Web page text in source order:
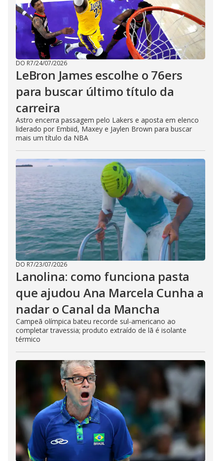
DO R7/24/07/2026
LeBron James escolhe o 76ers
para buscar último título da
carreira
Astro encerra passagem pelo Lakers e aposta em elenco
liderado por Embiid, Maxey e Jaylen Brown para buscar
mais um título da NBA
DO R7/23/07/2026
Lanolina: como funciona pasta
que ajudou Ana Marcela Cunha a
nadar o Canal da Mancha
Campeã olímpica bateu recorde sul-americano ao
completar travessia; produto extraído de lã é isolante
térmico